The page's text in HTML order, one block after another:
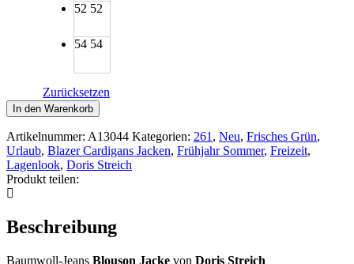
52 52
54 54
Zurücksetzen
Doris
Streich
Blouson-
Jacke
Stretch
limone
Menge
In den Warenkorb
Artikelnummer: A13044 Kategorien: 261, Neu, Frisches Grün,
Urlaub, Blazer Cardigans Jacken, Frühjahr Sommer, Freizeit,
Lagenlook, Doris Streich
Produkt teilen:
Beschreibung
Baumwoll-Jeans Blouson Jacke von Doris Streich